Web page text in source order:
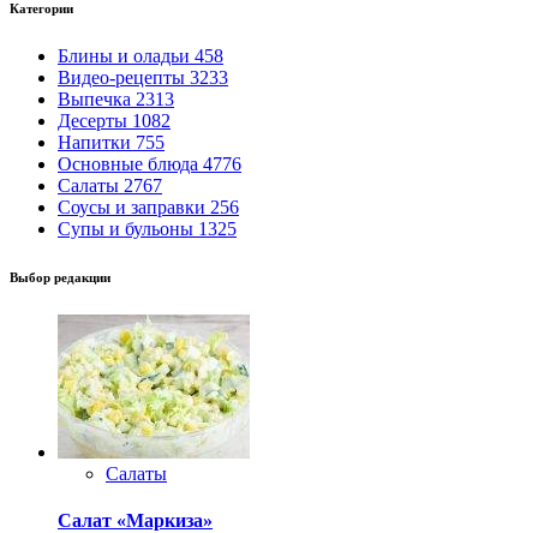
Категории
Блины и оладьи 458
Видео-рецепты 3233
Выпечка 2313
Десерты 1082
Напитки 755
Основные блюда 4776
Салаты 2767
Соусы и заправки 256
Супы и бульоны 1325
Выбор редакции
Салаты
Салат «Маркиза»